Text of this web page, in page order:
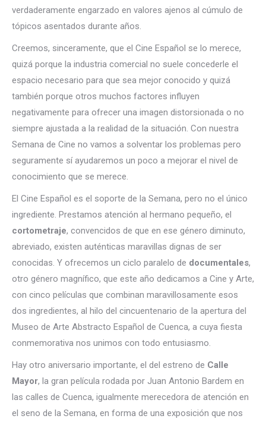
verdaderamente engarzado en valores ajenos al cúmulo de
tópicos asentados durante años.
Creemos, sinceramente, que el Cine Español se lo merece,
quizá porque la industria comercial no suele concederle el
espacio necesario para que sea mejor conocido y quizá
también porque otros muchos factores influyen
negativamente para ofrecer una imagen distorsionada o no
siempre ajustada a la realidad de la situación. Con nuestra
Semana de Cine no vamos a solventar los problemas pero
seguramente sí ayudaremos un poco a mejorar el nivel de
conocimiento que se merece.
El Cine Español es el soporte de la Semana, pero no el único
ingrediente. Prestamos atención al hermano pequeño, el
cortometraje, convencidos de que en ese género diminuto,
abreviado, existen auténticas maravillas dignas de ser
conocidas. Y ofrecemos un ciclo paralelo de documentales,
otro género magnífico, que este año dedicamos a Cine y Arte,
con cinco películas que combinan maravillosamente esos
dos ingredientes, al hilo del cincuentenario de la apertura del
Museo de Arte Abstracto Español de Cuenca, a cuya fiesta
conmemorativa nos unimos con todo entusiasmo.
Hay otro aniversario importante, el del estreno de Calle
Mayor, la gran película rodada por Juan Antonio Bardem en
las calles de Cuenca, igualmente merecedora de atención en
el seno de la Semana, en forma de una exposición que nos